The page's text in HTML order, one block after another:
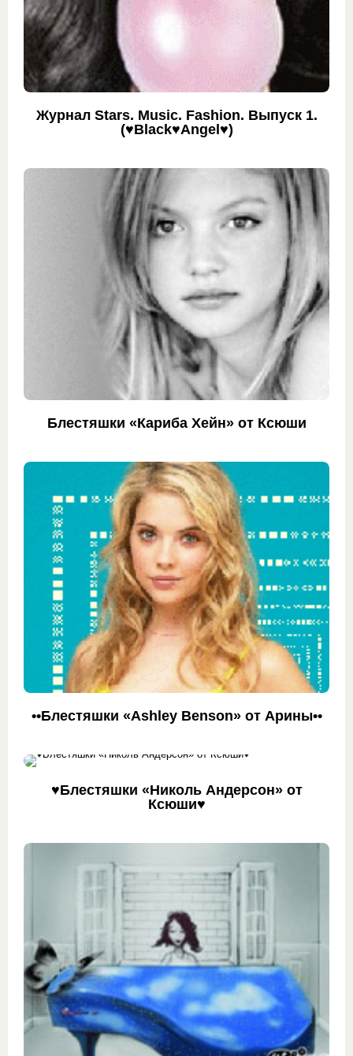
Журнал Stars. Music. Fashion. Выпуск 1.
(♥Black♥Angel♥)
Блестяшки «Кариба Хейн» от Ксюши
••Блестяшки «Ashley Benson» от Арины••
♥Блестяшки «Николь Андерсон» от
Ксюши♥